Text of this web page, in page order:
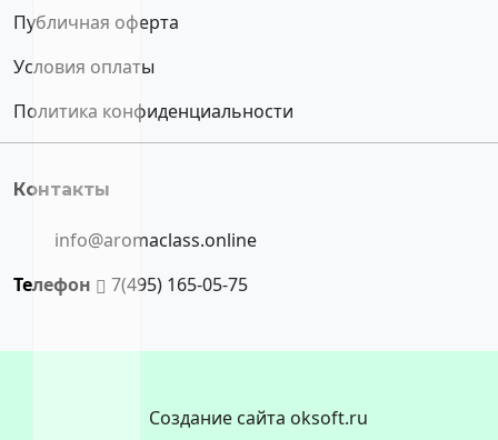
Публичная оферта
Условия оплаты
Политика конфиденциальности
Контакты
info@aromaclass.online
Телефон
7(495) 165-05-75
Создание сайта oksoft.ru